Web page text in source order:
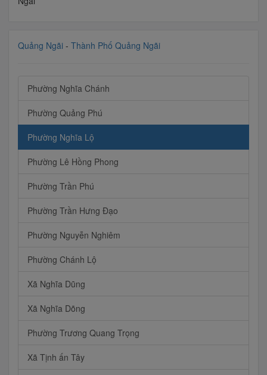
Quảng Ngãi - Thành Phố Quảng Ngãi
Phường Nghĩa Chánh
Phường Quảng Phú
Phường Nghĩa Lộ
Phường Lê Hồng Phong
Phường Trần Phú
Phường Trần Hưng Đạo
Phường Nguyễn Nghiêm
Phường Chánh Lộ
Xã Nghĩa Dũng
Xã Nghĩa Dõng
Phường Trương Quang Trọng
Xã Tịnh ấn Tây